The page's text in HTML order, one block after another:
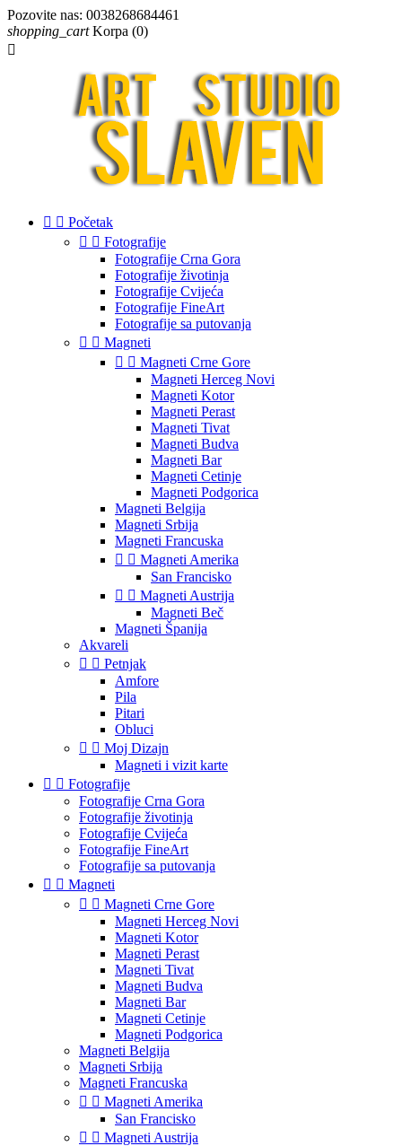
Pozovite nas: 0038268684461
shopping_cart Korpa (0)

  Početak
  Fotografije
Fotografije Crna Gora
Fotografije životinja
Fotografije Cvijeća
Fotografije FineArt
Fotografije sa putovanja
  Magneti
  Magneti Crne Gore
Magneti Herceg Novi
Magneti Kotor
Magneti Perast
Magneti Tivat
Magneti Budva
Magneti Bar
Magneti Cetinje
Magneti Podgorica
Magneti Belgija
Magneti Srbija
Magneti Francuska
  Magneti Amerika
San Francisko
  Magneti Austrija
Magneti Beč
Magneti Španija
Akvareli
  Petnjak
Amfore
Pila
Pitari
Obluci
  Moj Dizajn
Magneti i vizit karte
  Fotografije
Fotografije Crna Gora
Fotografije životinja
Fotografije Cvijeća
Fotografije FineArt
Fotografije sa putovanja
  Magneti
  Magneti Crne Gore
Magneti Herceg Novi
Magneti Kotor
Magneti Perast
Magneti Tivat
Magneti Budva
Magneti Bar
Magneti Cetinje
Magneti Podgorica
Magneti Belgija
Magneti Srbija
Magneti Francuska
  Magneti Amerika
San Francisko
  Magneti Austrija